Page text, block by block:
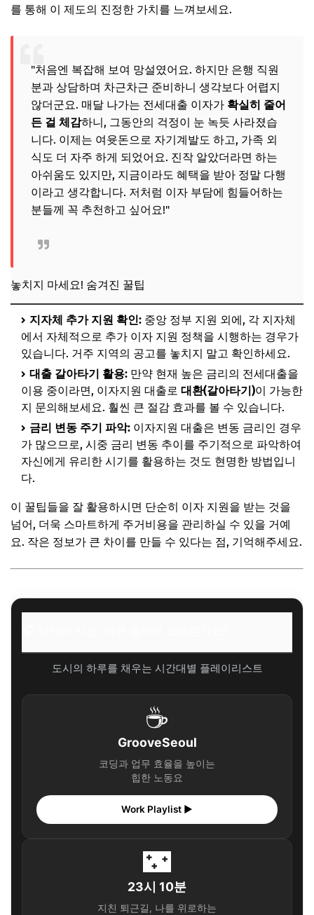
를 통해 이 제도의 진정한 가치를 느껴보세요.
"처음엔 복잡해 보여 망설였어요. 하지만 은행 직원
분과 상담하며 차근차근 준비하니 생각보다 어렵지
않더군요. 매달 나가는 전세대출 이자가 확실히 줄어
든 걸 체감하니, 그동안의 걱정이 눈 녹듯 사라졌습
니다. 이제는 여윳돈으로 자기계발도 하고, 가족 외
식도 더 자주 하게 되었어요. 진작 알았더라면 하는
아쉬움도 있지만, 지금이라도 혜택을 받아 정말 다행
이라고 생각합니다. 저처럼 이자 부담에 힘들어하는
분들께 꼭 추천하고 싶어요!"
놓치지 마세요! 숨겨진 꿀팁
지자체 추가 지원 확인: 중앙 정부 지원 외에, 각 지자체
에서 자체적으로 추가 이자 지원 정책을 시행하는 경우가
있습니다. 거주 지역의 공고를 놓치지 말고 확인하세요.
대출 갈아타기 활용: 만약 현재 높은 금리의 전세대출을
이용 중이라면, 이자지원 대출로 대환(갈아타기)이 가능한
지 문의해보세요. 훨씬 큰 절감 효과를 볼 수 있습니다.
금리 변동 주기 파악: 이자지원 대출은 변동 금리인 경우
가 많으므로, 시중 금리 변동 추이를 주기적으로 파악하여
자신에게 유리한 시기를 활용하는 것도 현명한 방법입니
다.
이 꿀팁들을 잘 활용하시면 단순히 이자 지원을 받는 것을
넘어, 더욱 스마트하게 주거비용을 관리하실 수 있을 거예
요. 작은 정보가 큰 차이를 만들 수 있다는 점, 기억해주세요.
도시의 하루를 채우는 시간대별 플레이리스트
☕
GrooveSeoul
코딩과 업무 효율을 높이는
힙한 노동요
Work Playlist ▶
🌃
23시 10분
지친 퇴근길, 나를 위로하는